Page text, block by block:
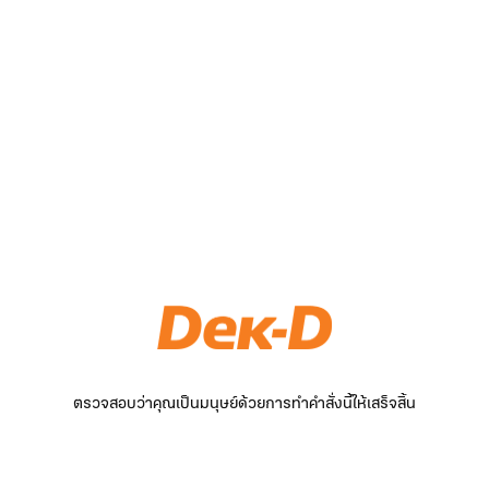
ตรวจสอบว่าคุณเป็นมนุษย์ด้วยการทำคำสั่งนี้ให้เสร็จสิ้น